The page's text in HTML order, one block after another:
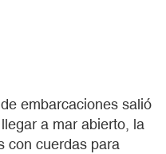
embarcaciones salió
a mar abierto, la
con cuerdas para